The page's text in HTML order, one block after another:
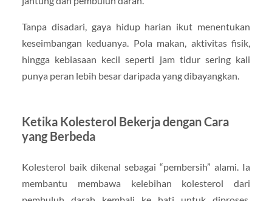
Tanpa disadari, gaya hidup harian ikut menentukan
keseimbangan keduanya. Pola makan, aktivitas fisik,
hingga kebiasaan kecil seperti jam tidur sering kali
punya peran lebih besar daripada yang dibayangkan.
Ketika Kolesterol Bekerja dengan Cara
yang Berbeda
Kolesterol baik dikenal sebagai “pembersih” alami. Ia
membantu membawa kelebihan kolesterol dari